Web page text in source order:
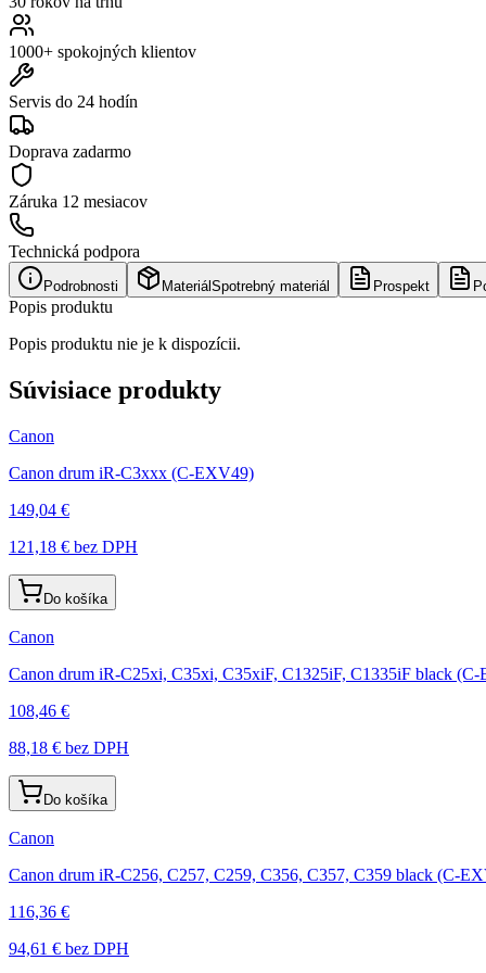
1000+ spokojných klientov
Servis do 24 hodín
Doprava zadarmo
Záruka 12 mesiacov
Technická podpora
Podrobnosti Materiál Spotrebný materiál Prospekt
Popis produktu
Popis produktu nie je k dispozícii.
Súvisiace produkty
Canon
Canon drum iR-C3xxx (C-EXV49)
149,04 €
121,18 € bez DPH
Do košíka
Canon
Canon drum iR-C25xi, C35xi, C35xiF, C1325iF, C1335iF black
108,46 €
88,18 € bez DPH
Do košíka
Canon
Canon drum iR-C256, C257, C259, C356, C357, C359 black (C-
116,36 €
94,61 € bez DPH